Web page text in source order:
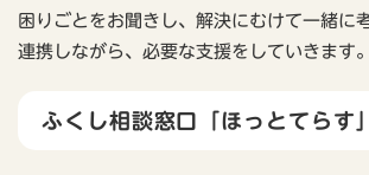
困りごとをお聞きし、解決にむけて一緒に
連携しながら、必要な支援をしていきます。
ふくし相談窓口「ほっとてらす」